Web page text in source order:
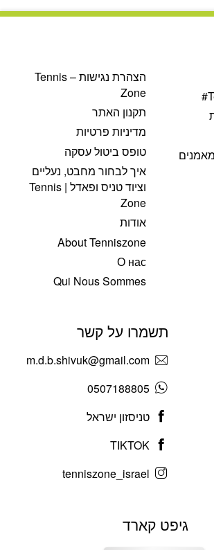
הצהרת נגישות – Tennis
Zone
תקנון האתר
מדיניות פרטיות
טופס ביטול עסקה
איך לבחור מחבט, נעליים
וציוד טניס ופאדל | Tennis
Zone
אודות
About Tenniszone
О нас
Qui Nous Sommes
תשמרו על קשר
m.d.b.shivuk@gmail.com
0507188805
טניסזון ישראל
TIKTOK
tenniszone_israel
גיפט קארד